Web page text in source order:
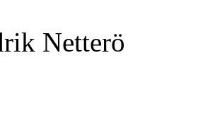
Netterö